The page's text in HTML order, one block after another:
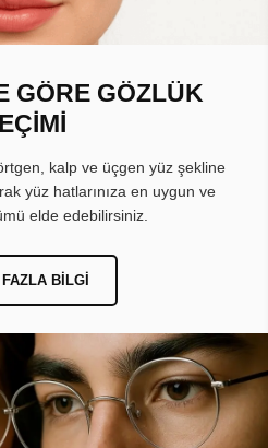
GÖRE GÖZLÜK
kalp ve üçgen yüz şekline
yüz hatlarınıza en uygun ve
elde edebilirsiniz.
BILGI